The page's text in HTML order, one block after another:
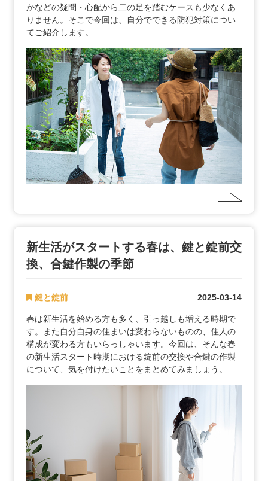
かなどの疑問・心配から二の足を踏むケースも少なくあ
りません。そこで今回は、自分でできる防犯対策につい
てご紹介します。
新生活がスタートする春は、鍵と錠前交
換、合鍵作製の季節
鍵と錠前 2025-03-14
春は新生活を始める方も多く、引っ越しも増える時期で
す。また自分自身の住まいは変わらないものの、住人の
構成が変わる方もいらっしゃいます。今回は、そんな春
の新生活スタート時期における錠前の交換や合鍵の作製
について、気を付けたいことをまとめてみましょう。